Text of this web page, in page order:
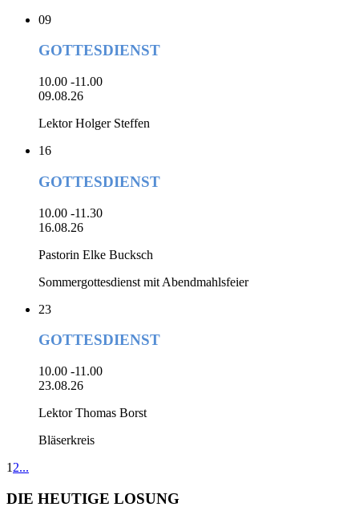
09
GOTTESDIENST
10.00 -11.00
09.08.26
Lektor Holger Steffen
16
GOTTESDIENST
10.00 -11.30
16.08.26
Pastorin Elke Bucksch
Sommergottesdienst mit Abendmahlsfeier
23
GOTTESDIENST
10.00 -11.00
23.08.26
Lektor Thomas Borst
Bläserkreis
1 2...
DIE HEUTIGE LOSUNG